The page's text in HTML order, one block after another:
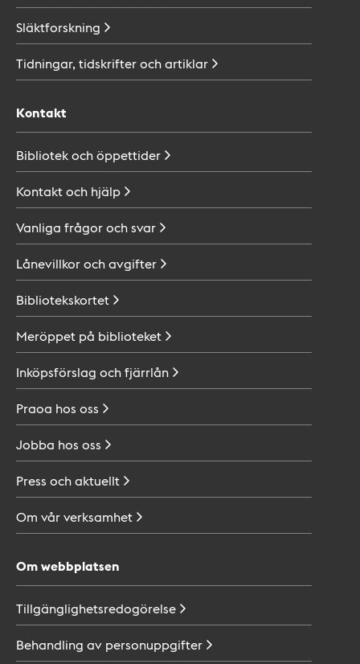
Släktforskning
Tidningar, tidskrifter ochartiklar
Kontakt
Bibliotek ochöppettider
Kontakt och hjälp
Vanliga frågor ochsvar
Lånevillkor ochavgifter
Bibliotekskortet
Meröppet på biblioteket
Inköpsförslag ochfjärrlån
Praoa hos oss
Jobba hos oss
Press ochaktuellt
Om vårverksamhet
Om webbplatsen
Tillgänglighetsredogörelse
Behandling av personuppgifter